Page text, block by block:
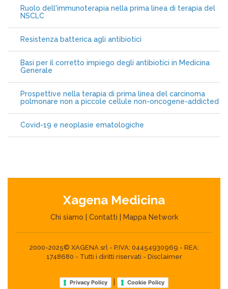
Ruolo dell'immunoterapia nella prima linea di terapia del
NSCLC
Resistenza batterica agli antibiotici
Basi per il corretto impiego degli antibiotici in Medicina
Generale
Prospettive nella terapia di prima linea del carcinoma
polmonare non a piccole cellule non-oncogene-addicted
Covid-19 e neoplasie ematologiche
Xagena Medicina
Chi siamo Contatti Mappa Network
2000-2025© XAGENA srl - P.IVA: 04454930969 - REA:
1748680 - Tutti i diritti riservati - Disclaimer
Privacy Policy Cookie Policy